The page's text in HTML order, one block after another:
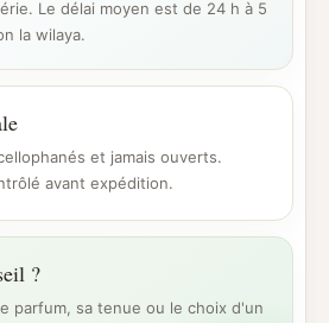
Le délai moyen est de 24 h à 5
la wilaya.
et jamais ouverts.
avant expédition.
?
parfum, sa tenue ou le choix d'un